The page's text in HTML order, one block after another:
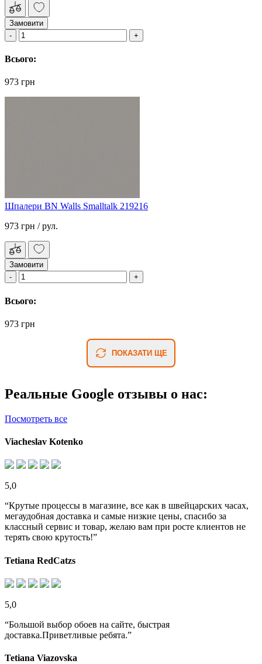
Замовити
Всього:
973 грн
Шпалери BN Walls Smalltalk 219216
973 грн / рул.
Замовити
Всього:
973 грн
ПОКАЗАТИ ЩЕ
Реальные Google отзывы о нас:
Посмотреть все
Viacheslav Kotenko
5,0
“Крутые процессы в магазине, все как в швейцарских часах,
мегаудобная доставка и самые низкие цены, спасибо за
классный сервис и товар, желаю вам при росте клиентов не
терять свою крутость!”
Tetiana RedCatzs
5,0
“Большой выбор обоев на сайте, быстрая
доставка.Приветливые ребята.”
Tetiana Viazovska